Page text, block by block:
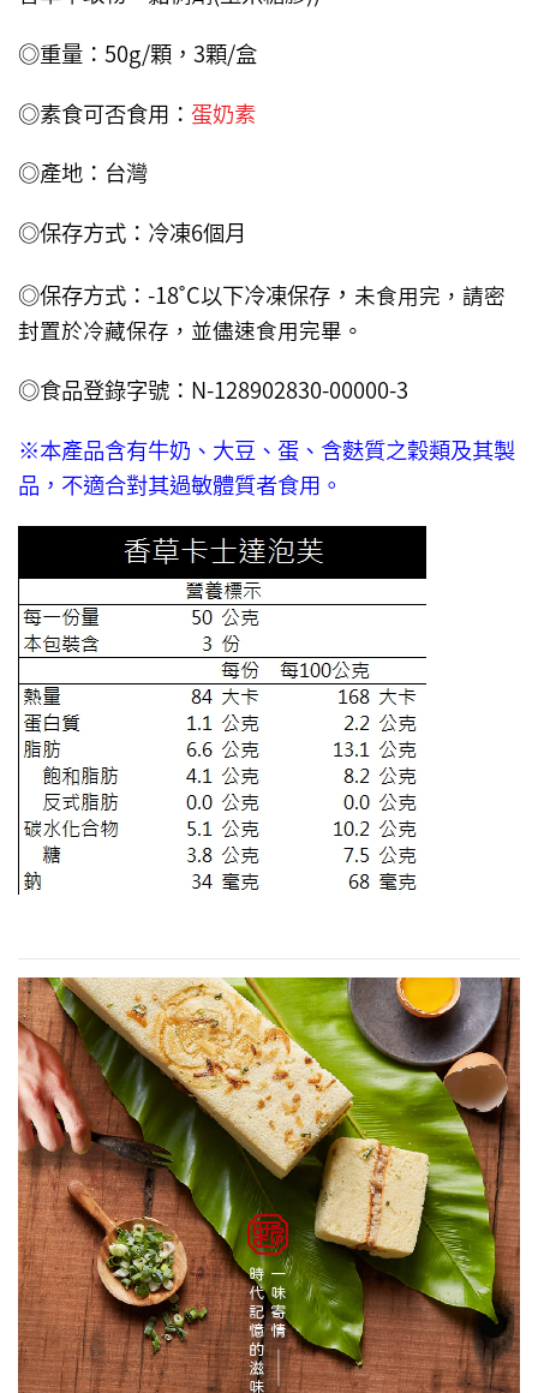
◎重量：50g/顆，3顆/盒
◎素食可否食用： 蛋奶素
◎產地：台灣
◎保存方式：冷凍6個月
◎保存方式：-18˚C以下冷凍保存 ， 未食用完，請密
封置於冷藏保存，並儘速食用完畢。
◎食品登錄字號：N-128902830-00000-3
※本產品含有牛奶、大豆、蛋、含麩質之穀類及其製
品，不適合對其過敏體質者食用。